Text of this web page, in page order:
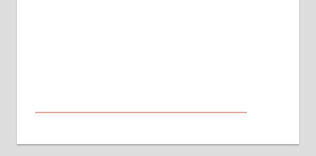
МАЛИ ОГЛАСИ